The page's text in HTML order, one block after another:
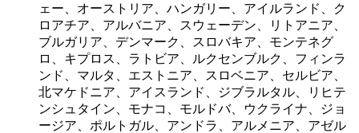
ェー、オーストリア、ハンガリー、アイルランド、ク
ロアチア、アルバニア、スウェーデン、リトアニア、
ブルガリア、デンマーク、スロバキア、モンテネグ
ロ、キプロス、ラトビア、ルクセンブルク、フィンラ
ンド、マルタ、エストニア、スロベニア、セルビア、
北マケドニア、アイスランド、ジブラルタル、リヒテ
ンシュタイン、モナコ、モルドバ、ウクライナ、ジョ
ージア、ポルトガル、アンドラ、アルメニア、アゼル